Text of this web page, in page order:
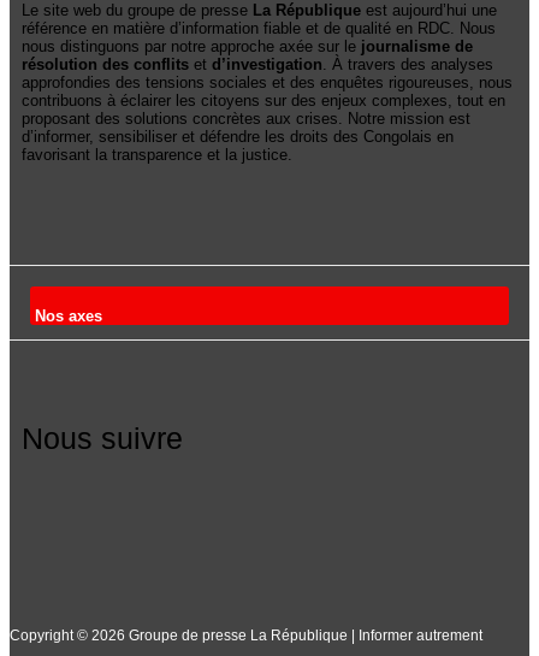
Le site web du groupe de presse La République est aujourd’hui une
référence en matière d’information fiable et de qualité en RDC. Nous
nous distinguons par notre approche axée sur le journalisme de
résolution des conflits et d’investigation. À travers des analyses
approfondies des tensions sociales et des enquêtes rigoureuses, nous
contribuons à éclairer les citoyens sur des enjeux complexes, tout en
proposant des solutions concrètes aux crises. Notre mission est
d’informer, sensibiliser et défendre les droits des Congolais en
favorisant la transparence et la justice.
Nos axes
Nous suivre
Copyright © 2026 Groupe de presse La République | Informer autrement